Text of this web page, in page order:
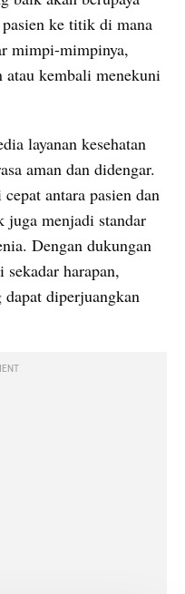
ke titik di mana
mimpi-mimpinya,
atau kembali menekuni
layanan kesehatan
aman dan didengar.
antara pasien dan
juga menjadi standar
Dengan dukungan
harapan,
dapat diperjuangkan